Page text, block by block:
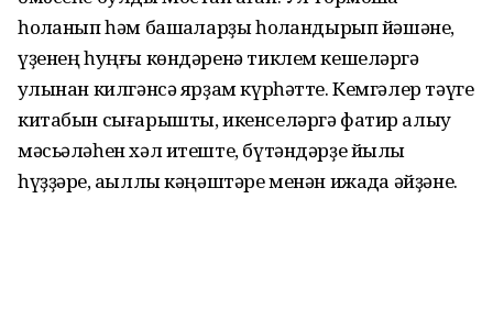
һоҡланып һәм башҡаларҙы һоҡландырып йәшәне,
үҙенең һуңғы көндәренә тиклем кешеләргә
ҡулынан килгәнсә ярҙам күрһәтте. Кемгәлер тәүге
китабын сығарышты, икенселәргә фатир алыу
мәсьәләһен хәл итеште, бүтәндәрҙе йылы
һүҙҙәре, аҡыллы кәңәштәре менән ижадҡа әйҙәне.